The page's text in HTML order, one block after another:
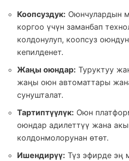
Коопсуздук: Оюнчулардын
коргоо үчүн заманбап
колдонулуп, коопсуз
кепилденет.
Жаңы оюндар: Туруктуу
жаңы оюн автоматтары
сунушталат.
Тартиптүүлүк: Оюн
оюндар адилеттүү жана
колдонмолорунан өтөт.
Ишендирүү: Түз эфирде эң